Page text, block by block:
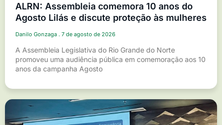
ALRN: Assembleia comemora 10 anos do
Agosto Lilás e discute proteção às mulheres
Danilo Gonzaga 7 de agosto de 2026
A Assembleia Legislativa do Rio Grande do Norte
promoveu uma audiência pública em comemoração aos 10
anos da campanha Agosto